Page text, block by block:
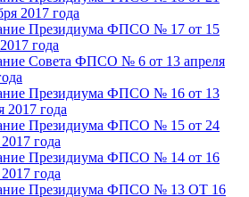
2017 года
Президиума ФПСО № 17 от 15
года
Совета ФПСО № 6 от 13 апреля
Президиума ФПСО № 16 от 13
2017 года
Президиума ФПСО № 15 от 24
года
Президиума ФПСО № 14 от 16
года
Президиума ФПСО № 13 ОТ 16